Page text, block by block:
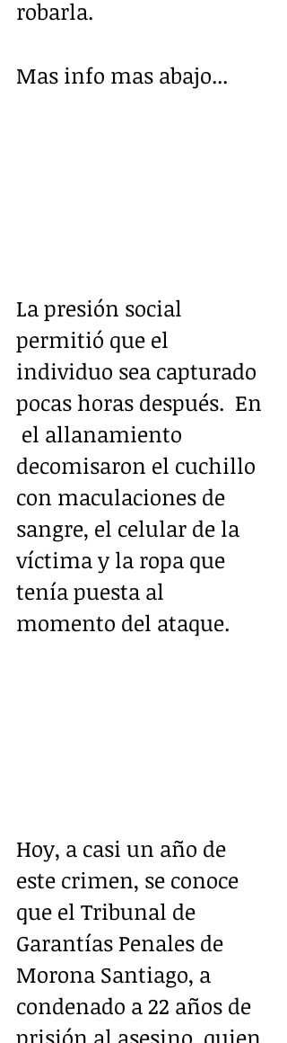
robarla.
Mas info mas abajo...
La presión social
permitió que el
individuo sea capturado
pocas horas después.  En
el allanamiento
decomisaron el cuchillo
con maculaciones de
sangre, el celular de la
víctima y la ropa que
tenía puesta al
momento del ataque.
Hoy, a casi un año de
este crimen, se conoce
que el Tribunal de
Garantías Penales de
Morona Santiago, a
condenado a 22 años de